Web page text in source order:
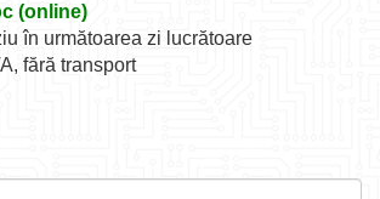
(online)
în următoarea zi lucrătoare
fără transport